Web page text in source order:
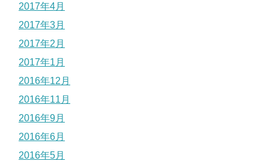
2017年4月
2017年3月
2017年2月
2017年1月
2016年12月
2016年11月
2016年9月
2016年6月
2016年5月